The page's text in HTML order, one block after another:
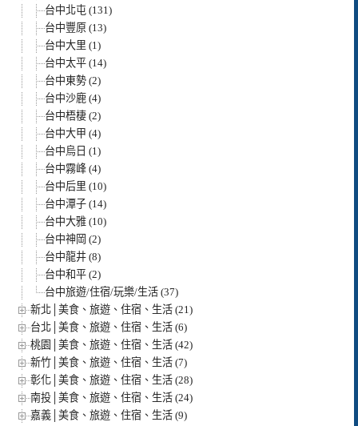
台中北屯 (131)
台中豐原 (13)
台中大里 (1)
台中太平 (14)
台中東勢 (2)
台中沙鹿 (4)
台中梧棲 (2)
台中大甲 (4)
台中烏日 (1)
台中霧峰 (4)
台中后里 (10)
台中潭子 (14)
台中大雅 (10)
台中神岡 (2)
台中龍井 (8)
台中和平 (2)
台中旅遊/住宿/玩樂/生活 (37)
新北│美食、旅遊、住宿、生活 (21)
台北│美食、旅遊、住宿、生活 (6)
桃園│美食、旅遊、住宿、生活 (42)
新竹│美食、旅遊、住宿、生活 (7)
彰化│美食、旅遊、住宿、生活 (28)
南投│美食、旅遊、住宿、生活 (24)
嘉義│美食、旅遊、住宿、生活 (9)